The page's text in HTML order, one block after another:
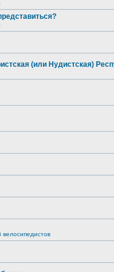
(или Нудистская)
велосипедистов